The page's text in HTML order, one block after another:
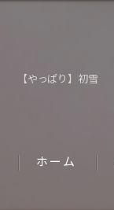
【やっぱり】初雪
ホーム